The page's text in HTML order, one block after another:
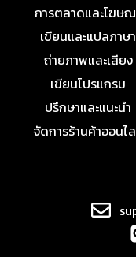
การตลาดและโฆษ
เขียนและแปลภาษา
ถ่ายภาพและเสียง
เขียนโปรแกรม
ปรึกษาและแนะนำ
จัดการร้านค้าออนไ